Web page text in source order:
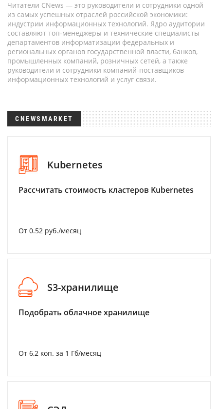
Читатели CNews — это руководители и сотрудники одной
из самых успешных отраслей российской экономики:
индустрии информационных технологий. Ядро аудитории
составляют топ-менеджеры и технические специалисты
департаментов информатизации федеральных и
региональных органов государственной власти, банков,
промышленных компаний, розничных сетей, а также
руководители и сотрудники компаний-поставщиков
информационных технологий и услуг связи.
CNEWSMARKET
Kubernetes
Рассчитать стоимость кластеров Kubernetes
От 0.52 руб./месяц
S3-хранилище
Подобрать облачное хранилище
От 6,2 коп. за 1 Гб/месяц